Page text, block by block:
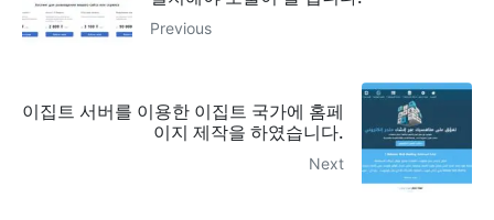
Previous
이집트 서버를 이용한 이집트 국가에 홈페
이지 제작을 하였습니다.
Next